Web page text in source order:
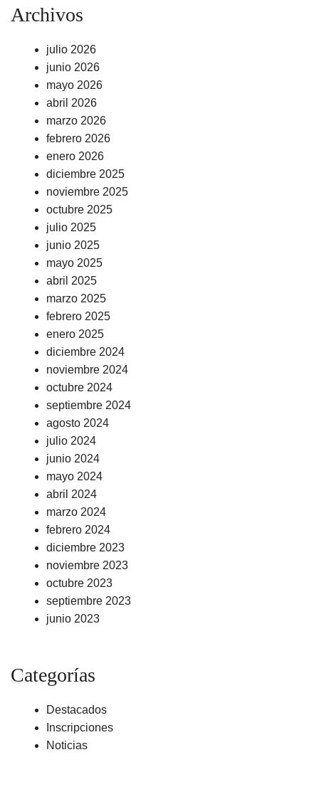
Archivos
julio 2026
junio 2026
mayo 2026
abril 2026
marzo 2026
febrero 2026
enero 2026
diciembre 2025
noviembre 2025
octubre 2025
julio 2025
junio 2025
mayo 2025
abril 2025
marzo 2025
febrero 2025
enero 2025
diciembre 2024
noviembre 2024
octubre 2024
septiembre 2024
agosto 2024
julio 2024
junio 2024
mayo 2024
abril 2024
marzo 2024
febrero 2024
diciembre 2023
noviembre 2023
octubre 2023
septiembre 2023
junio 2023
Categorías
Destacados
Inscripciones
Noticias